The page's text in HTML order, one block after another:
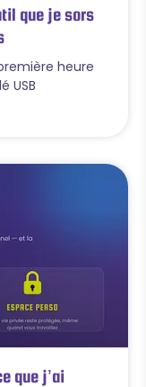
que je sors
heure
USB
que j’ai